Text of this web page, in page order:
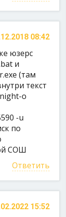
08:42
юзерс
и
(там
текст
o
-u
по
СОШ
Ответить
15:52